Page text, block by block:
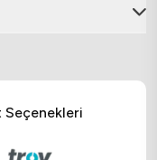
Seçenekleri